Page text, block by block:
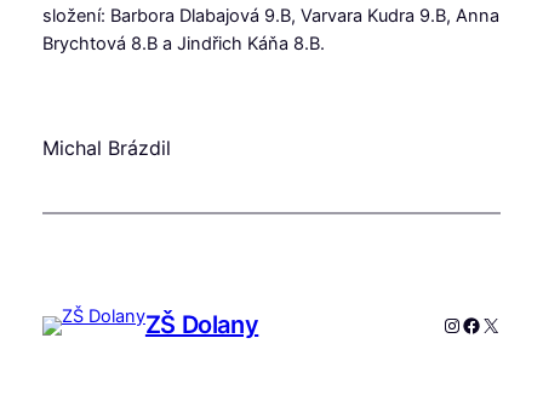
složení: Barbora Dlabajová 9.B, Varvara Kudra 9.B, Anna
Brychtová 8.B a Jindřich Káňa 8.B.
Michal Brázdil
ZŠ Dolany Instagram
X